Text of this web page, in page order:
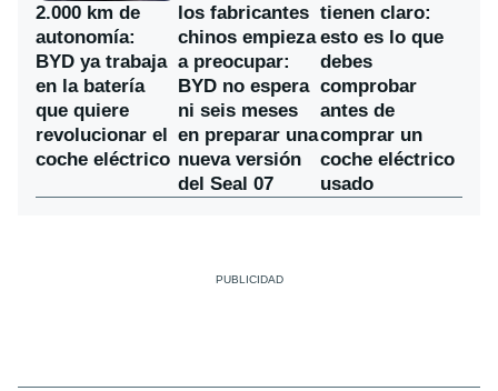
2.000 km de
autonomía:
BYD ya trabaja
en la batería
que quiere
revolucionar el
coche eléctrico
los fabricantes
chinos empieza
a preocupar:
BYD no espera
ni seis meses
en preparar una
nueva versión
del Seal 07
tienen claro:
esto es lo que
debes
comprobar
antes de
comprar un
coche eléctrico
usado